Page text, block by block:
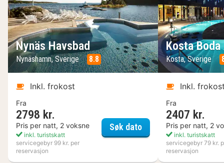
Nynäs Havsbad
Nynäshamn, Sverige 8.8
Inkl. frokost
Fra
2798 kr.
Pris per natt, 2 voksne
inkl. turistskatt
servicegebyr 99 kr. per
reservasjon
Søk datoNynäs Havsbad
Kosta
Kosta, Sverige
Inkl.
Fra
2407 kr.
Pris per natt, 2
inkl. turistskatt
servicegebyr 79 kr.
reservasjon